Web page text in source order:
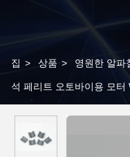
집 > 상품 > 영원한 알파
석 페리트 오토바이용 모터